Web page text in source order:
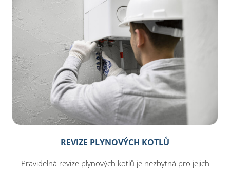
REVIZE PLYNOVÝCH KOTLŮ
Pravidelná revize plynových kotlů je nezbytná pro jejich